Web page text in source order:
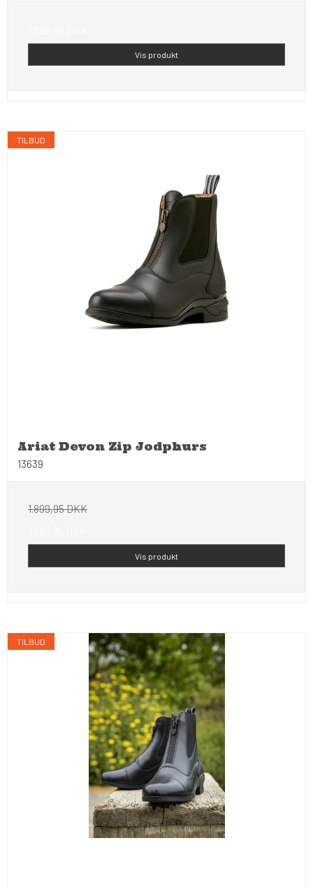
Vis produkt
TILBUD
Ariat Devon Zip Jodphurs
13639
1.899,95 DKK
Vis produkt
TILBUD